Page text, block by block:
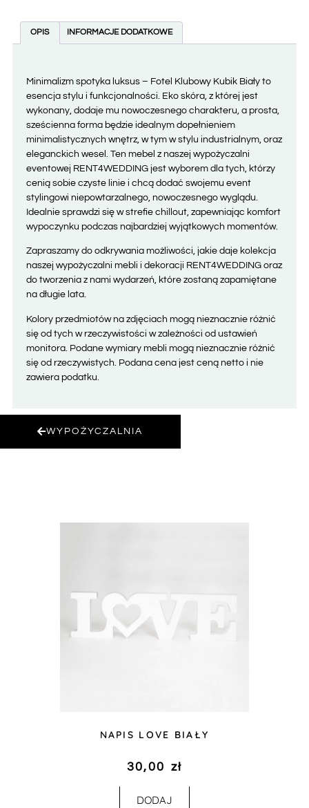
OPIS INFORMACJE DODATKOWE
Minimalizm spotyka luksus – Fotel Klubowy Kubik Biały to
esencja stylu i funkcjonalności. Eko skóra, z której jest
wykonany, dodaje mu nowoczesnego charakteru, a prosta,
sześcienna forma będzie idealnym dopełnieniem
minimalistycznych wnętrz, w tym w stylu industrialnym, oraz
eleganckich wesel. Ten mebel z naszej wypożyczalni
eventowej RENT4WEDDING jest wyborem dla tych, którzy
cenią sobie czyste linie i chcą dodać swojemu event
stylingowi niepowtarzalnego, nowoczesnego wyglądu.
Idealnie sprawdzi się w strefie chillout, zapewniając komfort
wypoczynku podczas najbardziej wyjątkowych momentów.
Zapraszamy do odkrywania możliwości, jakie daje kolekcja
naszej wypożyczalni mebli i dekoracji RENT4WEDDING oraz
do tworzenia z nami wydarzeń, które zostaną zapamiętane
na długie lata.
Kolory przedmiotów na zdjęciach mogą nieznacznie różnić
się od tych w rzeczywistości w zależności od ustawień
monitora. Podane wymiary mebli mogą nieznacznie różnić
się od rzeczywistych. Podana cena jest ceną netto i nie
zawiera podatku.
WYPOŻYCZALNIA
NAPIS LOVE BIAŁY
30,00 zł
DODAJ